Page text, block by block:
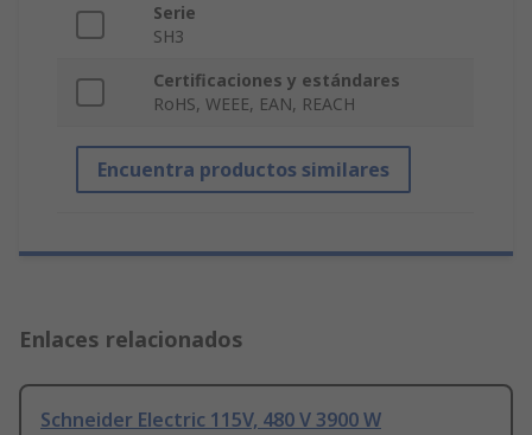
Serie
SH3
Certificaciones y estándares
RoHS, WEEE, EAN, REACH
Encuentra productos similares
Enlaces relacionados
Schneider Electric 115V, 480 V 3900 W